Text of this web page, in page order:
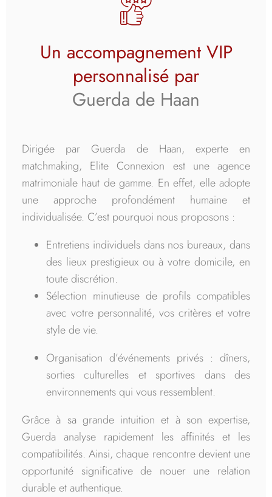
Un accompagnement VIP
personnalisé par
Guerda de Haan
Dirigée par Guerda de Haan, experte en
matchmaking, Elite Connexion est une agence
matrimoniale haut de gamme. En effet, elle adopte
une approche profondément humaine et
individualisée. C’est pourquoi nous proposons :
Entretiens individuels dans nos bureaux, dans
des lieux prestigieux ou à votre domicile, en
toute discrétion.
Sélection minutieuse de profils compatibles
avec votre personnalité, vos critères et votre
style de vie.
Organisation d’événements privés : dîners,
sorties culturelles et sportives dans des
environnements qui vous ressemblent.
Grâce à sa grande intuition et à son expertise,
Guerda analyse rapidement les affinités et les
compatibilités. Ainsi, chaque rencontre devient une
opportunité significative de nouer une relation
durable et authentique.